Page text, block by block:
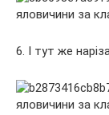
6. І тут же